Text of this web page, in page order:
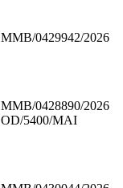
MMB/0429942/2026
MMB/0428890/2026
OD/5400/MAI